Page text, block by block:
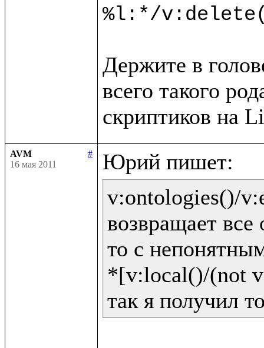
Держите в
всего такого
AVM
#
16 мая 2011
v:ontologies()/
возвращает
то с
*[v:local()/(not